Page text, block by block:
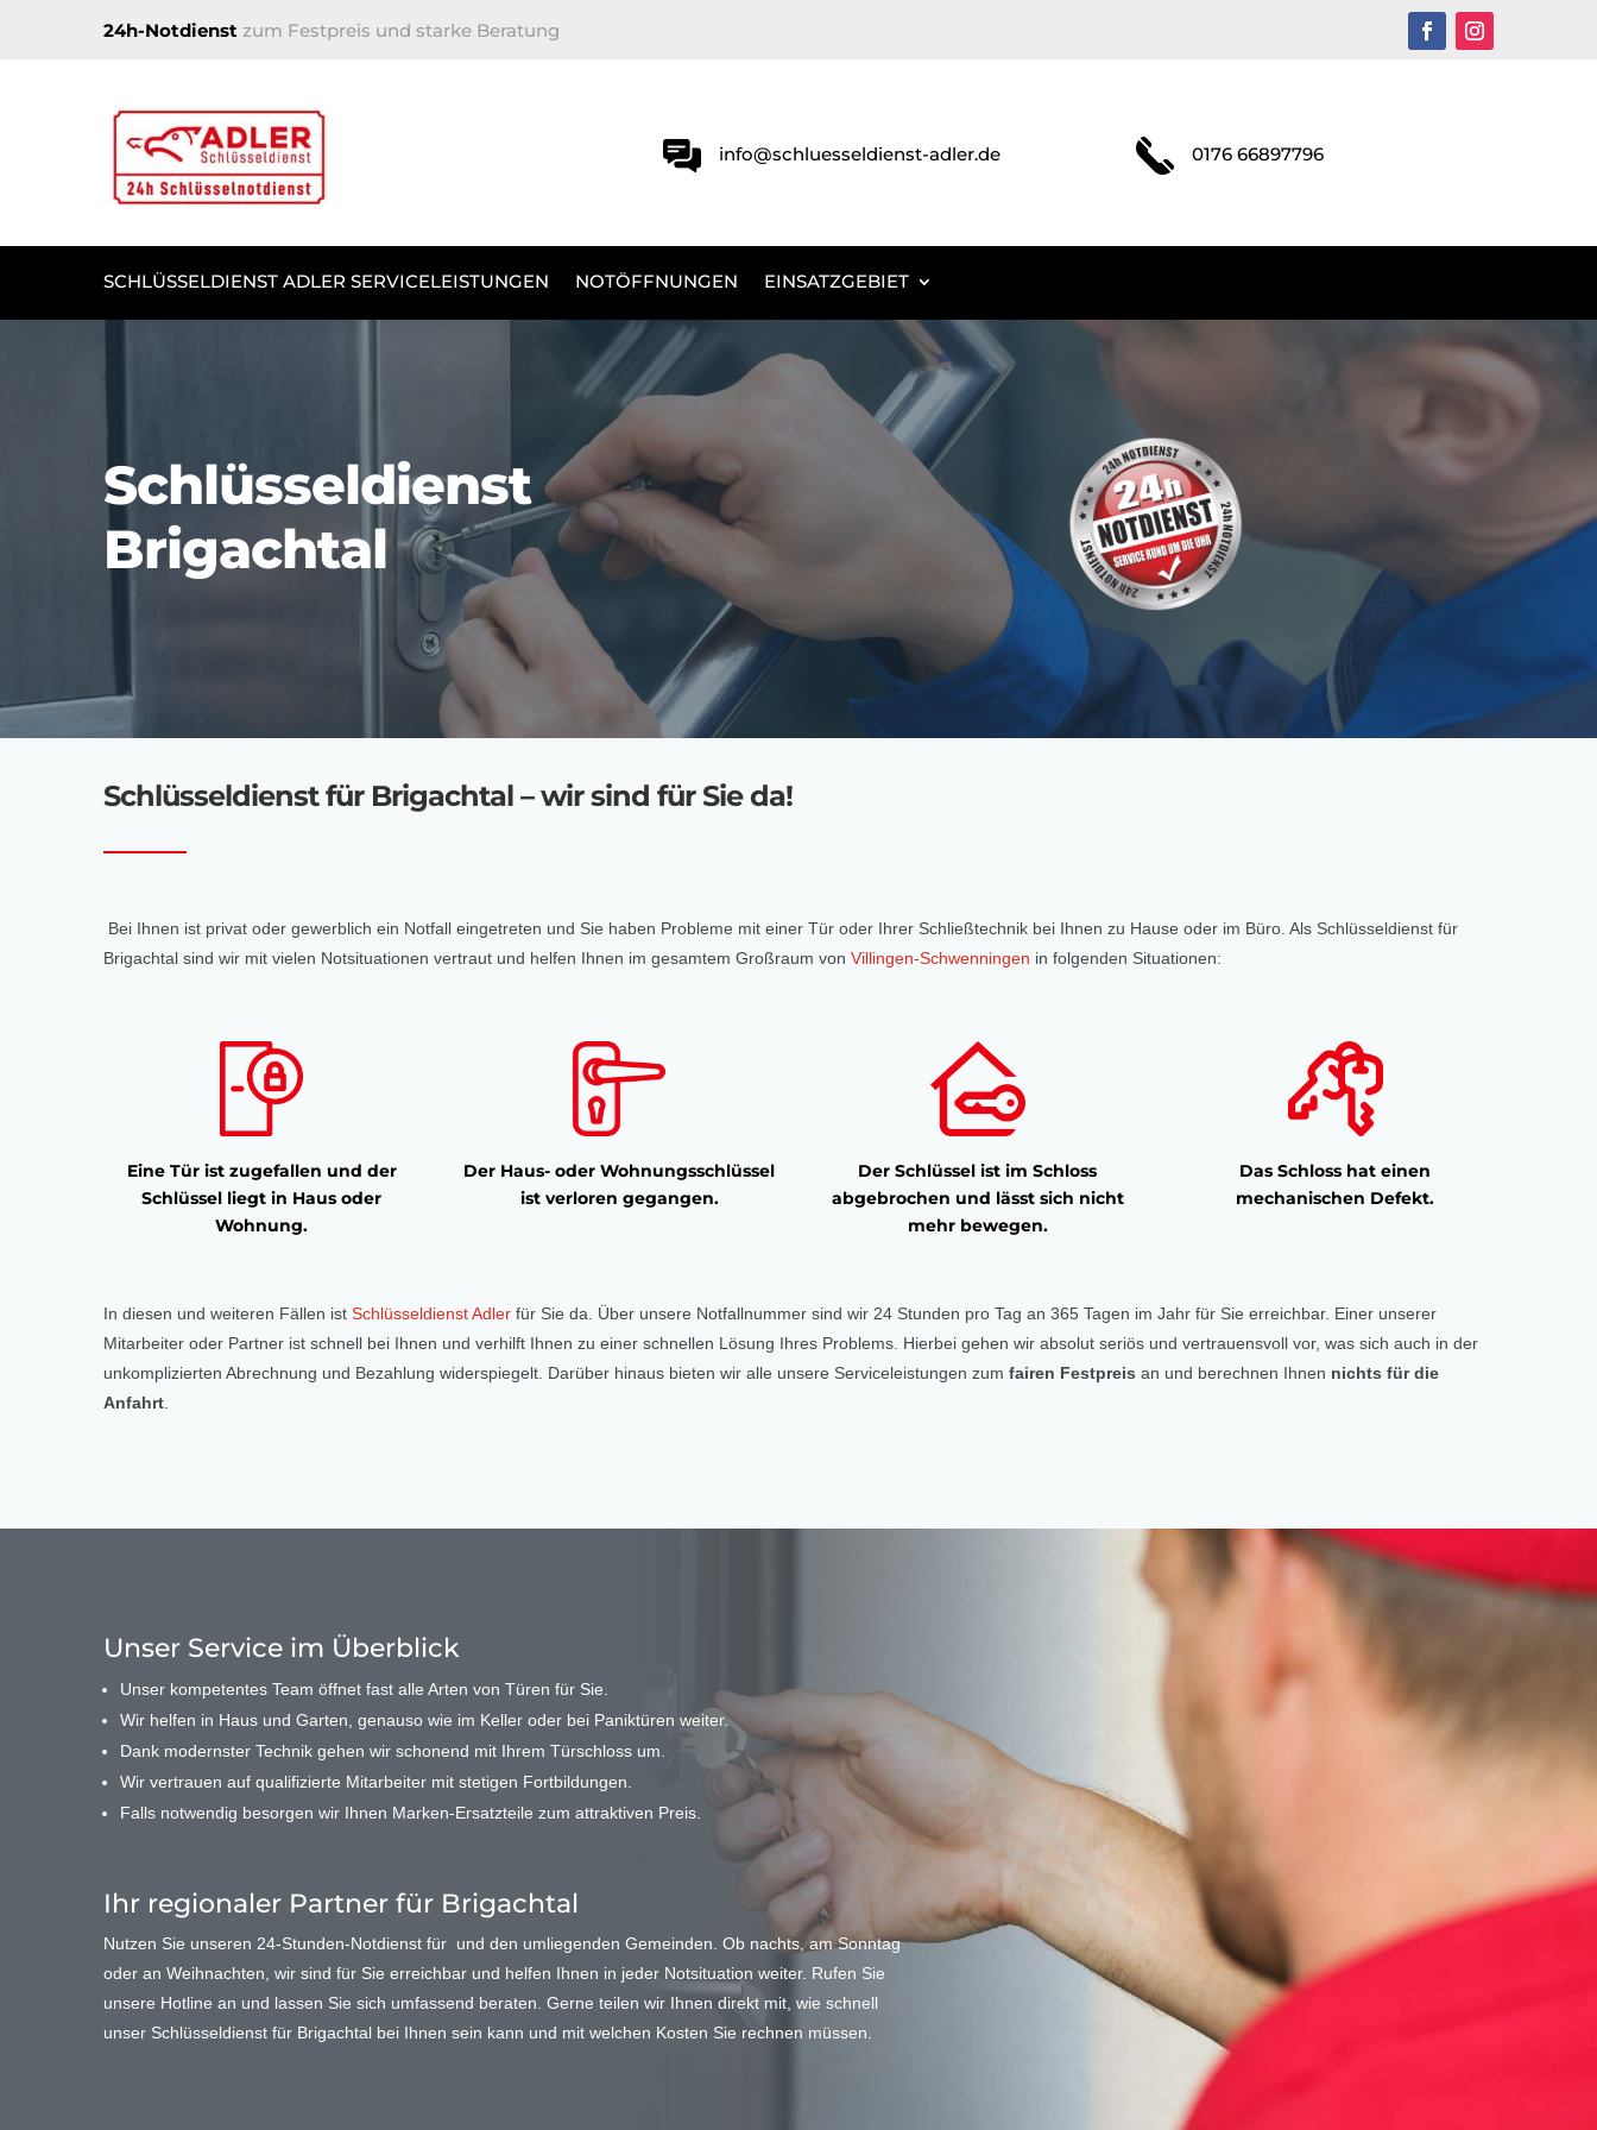
24h-Notdienst zum Festpreis und starke Beratung
info@schluesseldienst-adler.de 0176 66897796
SCHLÜSSELDIENST ADLER SERVICELEISTUNGEN NOTÖFFNUNGEN EINSATZGEBIET
Schlüsseldienst
Brigachtal
Schlüsseldienst für Brigachtal – wir sind für Sie da!
Bei Ihnen ist privat oder gewerblich ein Notfall eingetreten und Sie haben Probleme mit einer Tür oder Ihrer Schließtechnik bei Ihnen zu Hause oder im Büro. Als Schlüsseldienst für
Brigachtal sind wir mit vielen Notsituationen vertraut und helfen Ihnen im gesamtem Großraum von Villingen-Schwenningen in folgenden Situationen:
Eine Tür ist zugefallen und der
Schlüssel liegt in Haus oder
Wohnung.
Der Haus- oder Wohnungsschlüssel
ist verloren gegangen.
Der Schlüssel ist im Schloss
abgebrochen und lässt sich nicht
mehr bewegen.
Das Schloss hat einen
mechanischen Defekt.
In diesen und weiteren Fällen ist Schlüsseldienst Adler für Sie da. Über unsere Notfallnummer sind wir 24 Stunden pro Tag an 365 Tagen im Jahr für Sie erreichbar. Einer unserer
Mitarbeiter oder Partner ist schnell bei Ihnen und verhilft Ihnen zu einer schnellen Lösung Ihres Problems. Hierbei gehen wir absolut seriös und vertrauensvoll vor, was sich auch in der
unkomplizierten Abrechnung und Bezahlung widerspiegelt. Darüber hinaus bieten wir alle unsere Serviceleistungen zum fairen Festpreis an und berechnen Ihnen nichts für die
Anfahrt
Unser Service im Überblick
Unser kompetentes Team öffnet fast alle Arten von Türen für Sie.
Wir helfen in Haus und Garten, genauso wie im Keller oder bei Paniktüren weiter.
Dank modernster Technik gehen wir schonend mit Ihrem Türschloss um.
Wir vertrauen auf qualifizierte Mitarbeiter mit stetigen Fortbildungen.
Falls notwendig besorgen wir Ihnen Marken-Ersatzteile zum attraktiven Preis.
Ihr regionaler Partner für Brigachtal
Nutzen Sie unseren 24-Stunden-Notdienst für und den umliegenden Gemeinden. Ob nachts, am Sonntag
oder an Weihnachten, wir sind für Sie erreichbar und helfen Ihnen in jeder Notsituation weiter. Rufen Sie
unsere Hotline an und lassen Sie sich umfassend beraten. Gerne teilen wir Ihnen direkt mit, wie schnell
unser Schlüsseldienst für Brigachtal bei Ihnen sein kann und mit welchen Kosten Sie rechnen müssen.